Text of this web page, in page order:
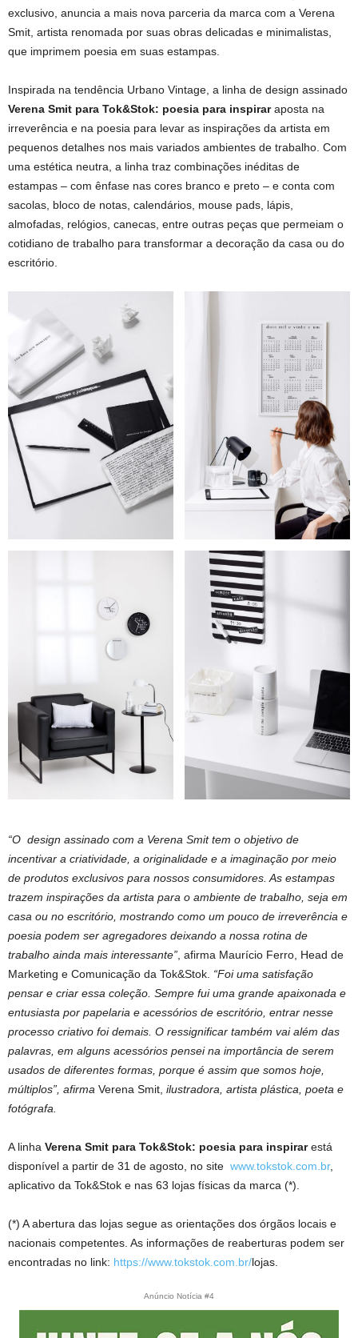
exclusivo, anuncia a mais nova parceria da marca com a Verena
Smit, artista renomada por suas obras delicadas e minimalistas,
que imprimem poesia em suas estampas.
Inspirada na tendência Urbano Vintage, a linha de design assinado
Verena Smit para Tok&Stok: poesia para inspiraraposta na
irreverência e na poesia para levar as inspirações da artista em
pequenos detalhes nos mais variados ambientes de trabalho. Com
uma estética neutra, a linha traz combinações inéditas de
estampas – com ênfase nas cores branco e preto – e conta com
sacolas, bloco de notas, calendários, mouse pads, lápis,
almofadas, relógios, canecas, entre outras peças que permeiam o
cotidiano de trabalho para transformar a decoração da casa ou do
escritório.
“O design assinado com a Verena Smit tem o objetivo de
incentivar a criatividade, a originalidade e a imaginação por meio
de produtos exclusivos para nossos consumidores. As estampas
trazem inspirações da artista para o ambiente de trabalho, seja em
casa ou no escritório, mostrando como um pouco de irreverência e
poesia podem ser agregadores deixando a nossa rotina de
trabalho ainda mais interessante” , afirma Maurício Ferro, Head de
Marketing e Comunicação da Tok&Stok. “Foi uma satisfação
pensar e criar essa coleção. Sempre fui uma grande apaixonada e
entusiasta por papelaria e acessórios de escritório, entrar nesse
processo criativo foi demais. O ressignificar também vai além das
palavras, em alguns acessórios pensei na importância de serem
usados de diferentes formas, porque é assim que somos hoje,
múltiplos”, afirma Verena Smit, ilustradora, artista plástica, poeta e
fotógrafa.
A linha Verena Smit para Tok&Stok: poesia para inspirarestá
disponível a partir de 31 de agosto, no site www.tokstok.com.br,
aplicativo da Tok&Stok e nas 63 lojas físicas da marca (*).
(*) A abertura das lojas segue as orientações dos órgãos locais e
nacionais competentes. As informações de reaberturas podem ser
encontradas no link: https://www.tokstok.com.br/lojas.
Anúncio Notícia #4